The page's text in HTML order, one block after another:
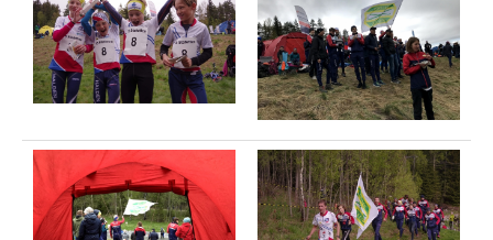
Grenserittet
BARNEIDRETT
Nyheter og informasjon
Påmeldingsskjema 2026/2027
SKI